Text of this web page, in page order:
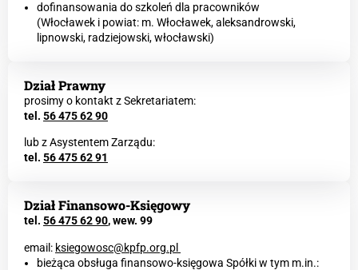
dofinansowania do szkoleń dla pracowników
(Włocławek i powiat: m. Włocławek, aleksandrowski,
lipnowski, radziejowski, włocławski)
Dział Prawny
prosimy o kontakt z Sekretariatem:
tel. 56 475 62 90
lub z Asystentem Zarządu:
tel. 56 475 62 91
Dział Finansowo-Księgowy
tel. 56 475 62 90, wew. 99
email: ksiegowosc@kpfp.org.pl
bieżąca obsługa finansowo-księgowa Spółki w tym m.in.: